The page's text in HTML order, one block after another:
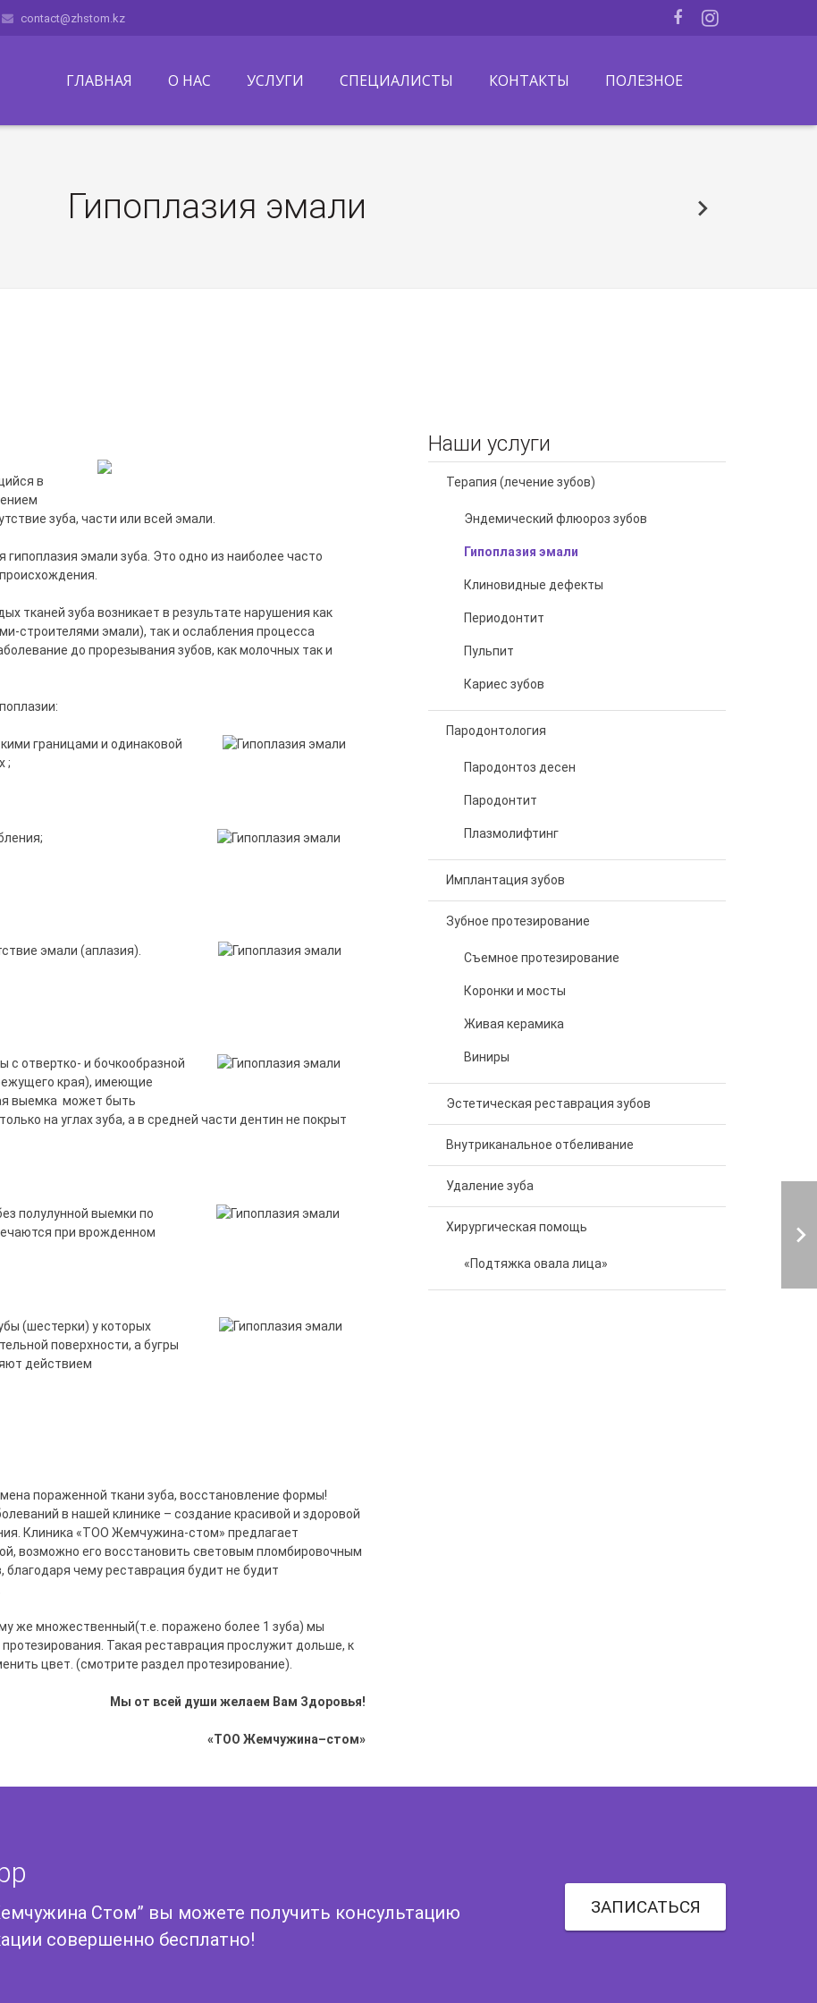
contact@zhstom.kz
ГЛАВНАЯ О НАС УСЛУГИ СПЕЦИАЛИСТЫ КОНТАКТЫ ПОЛЕЗНОЕ
Гипоплазия эмали
в
зуба, части или всей эмали.
эмали зуба. Это одно из наиболее часто
тканей зуба возникает в результате нарушения как
строителями эмали), так и ослабления процесса
до прорезывания зубов, как молочных так и
границами и одинаковой
;
эмали (аплазия).
с отвертко- и бочкообразной
края), имеющие
выемка может быть
на углах зуба, а в средней части дентин не покрыт
полулунной выемки по
при врожденном
(шестерки) у которых
поверхности, а бугры
действием
пораженной ткани зуба, восстановление формы!
в нашей клинике – создание красивой и здоровой
Клиника «ТОО Жемчужина-стом» предлагает
возможно его восстановить световым пломбировочным
чему реставрация будит не будит
же множественный(т.е. поражено более 1 зуба) мы
Такая реставрация прослужит дольше, к
цвет. (смотрите раздел протезирование).
Мы от всей души желаем Вам Здоровья!
«ТОО Жемчужина–стом»
Наши услуги
Терапия (лечение зубов)
Эндемический флюороз зубов
Гипоплазия эмали
Клиновидные дефекты
Периодонтит
Пульпит
Кариес зубов
Пародонтология
Пародонтоз десен
Пародонтит
Плазмолифтинг
Имплантация зубов
Зубное протезирование
Съемное протезирование
Коронки и мосты
Живая керамика
Виниры
Эстетическая реставрация зубов
Внутриканальное отбеливание
Удаление зуба
Хирургическая помощь
«Подтяжка овала лица»
Стом” вы можете получить консультацию
совершенно бесплатно!
ЗАПИСАТЬСЯ